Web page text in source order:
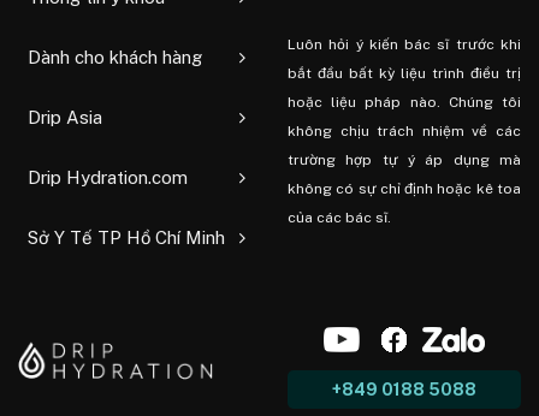
Dành cho khách hàng
Drip Asia
Drip Hydration.com
Sở Y Tế TP Hồ Chí Minh
Luôn hỏi ý kiến ​​bác sĩ trước khi
bắt đầu bất kỳ liệu trình điều trị
hoặc liệu pháp nào. Chúng tôi
không chịu trách nhiệm về các
trường hợp tự ý áp dụng mà
không có sự chỉ định hoặc kê toa
của các bác sĩ.
+849 0188 5088